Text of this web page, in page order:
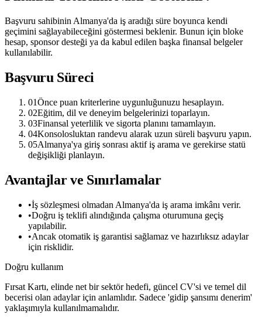
Başvuru sahibinin Almanya'da iş aradığı süre boyunca kendi
geçimini sağlayabileceğini göstermesi beklenir. Bunun için bloke
hesap, sponsor desteği ya da kabul edilen başka finansal belgeler
kullanılabilir.
Başvuru Süreci
01Önce puan kriterlerine uygunluğunuzu hesaplayın.
02Eğitim, dil ve deneyim belgelerinizi toparlayın.
03Finansal yeterlilik ve sigorta planını tamamlayın.
04Konsolosluktan randevu alarak uzun süreli başvuru yapın.
05Almanya'ya giriş sonrası aktif iş arama ve gerekirse statü
değişikliği planlayın.
Avantajlar ve Sınırlamalar
•İş sözleşmesi olmadan Almanya'da iş arama imkânı verir.
•Doğru iş teklifi alındığında çalışma oturumuna geçiş
yapılabilir.
•Ancak otomatik iş garantisi sağlamaz ve hazırlıksız adaylar
için risklidir.
Doğru kullanım
Fırsat Kartı, elinde net bir sektör hedefi, güncel CV'si ve temel dil
becerisi olan adaylar için anlamlıdır. Sadece 'gidip şansımı denerim'
yaklaşımıyla kullanılmamalıdır.